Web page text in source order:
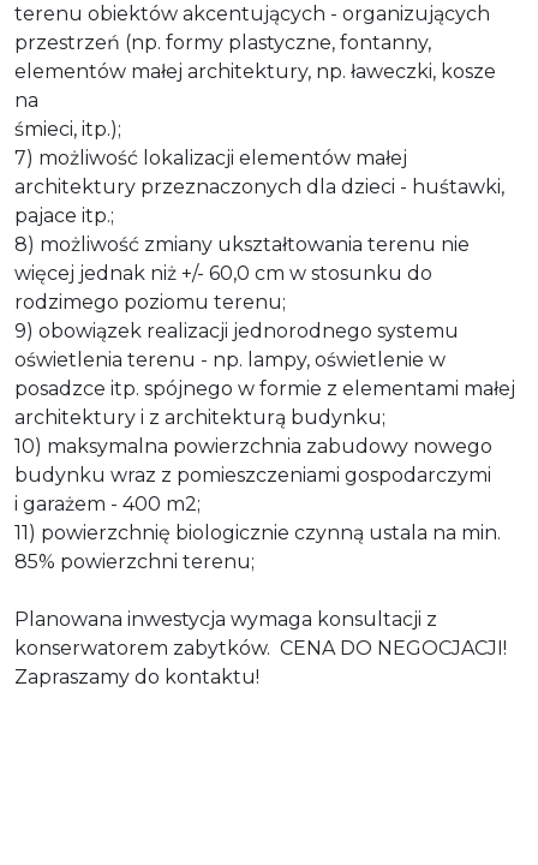
terenu obiektów akcentujących - organizujących
przestrzeń (np. formy plastyczne, fontanny,
elementów małej architektury, np. ławeczki, kosze
na
śmieci, itp.);
7) możliwość lokalizacji elementów małej
architektury przeznaczonych dla dzieci - huśtawki,
pajace itp.;
8) możliwość zmiany ukształtowania terenu nie
więcej jednak niż +/- 60,0 cm w stosunku do
rodzimego poziomu terenu;
9) obowiązek realizacji jednorodnego systemu
oświetlenia terenu - np. lampy, oświetlenie w
posadzce itp. spójnego w formie z elementami małej
architektury i z architekturą budynku;
10) maksymalna powierzchnia zabudowy nowego
budynku wraz z pomieszczeniami gospodarczymi
i garażem - 400 m2;
11) powierzchnię biologicznie czynną ustala na min.
85% powierzchni terenu;
Planowana inwestycja wymaga konsultacji z
konserwatorem zabytków. CENA DO NEGOCJACJI!
Zapraszamy do kontaktu!